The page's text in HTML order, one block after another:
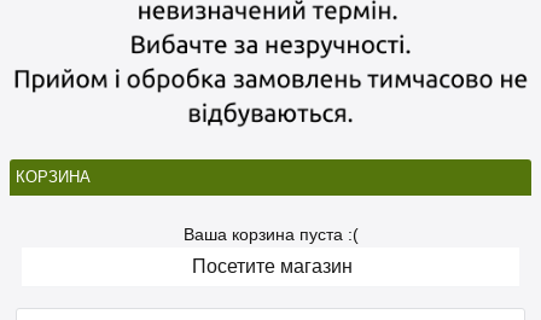
КОРЗИНА
Ваша корзина пуста :(
Посетите магазин